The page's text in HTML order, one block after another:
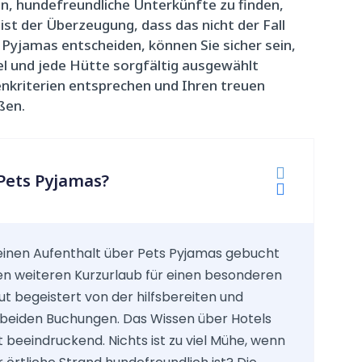
hundefreundliche Unterkünfte zu finden,
der Überzeugung, dass das nicht der Fall
entscheiden, können Sie sicher sein,
und jede Hütte sorgfältig ausgewählt
entsprechen und Ihren treuen
Pyjamas?


Aufenthalt über Pets Pyjamas gebucht
weiteren Kurzurlaub für einen besonderen
begeistert von der hilfsbereiten und
Buchungen. Das Wissen über Hotels
Nichts ist zu viel Mühe, wenn